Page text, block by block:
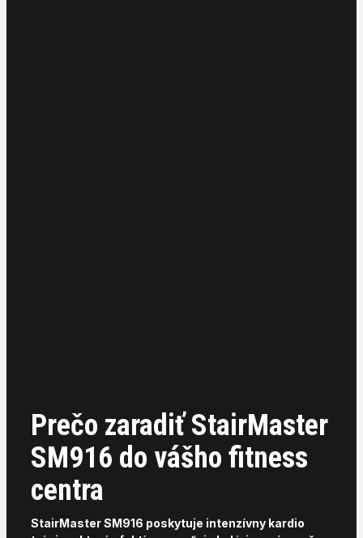
Prečo zaradiť StairMaster
SM916 do vášho fitness
centra
StairMaster SM916 poskytuje intenzívny kardio